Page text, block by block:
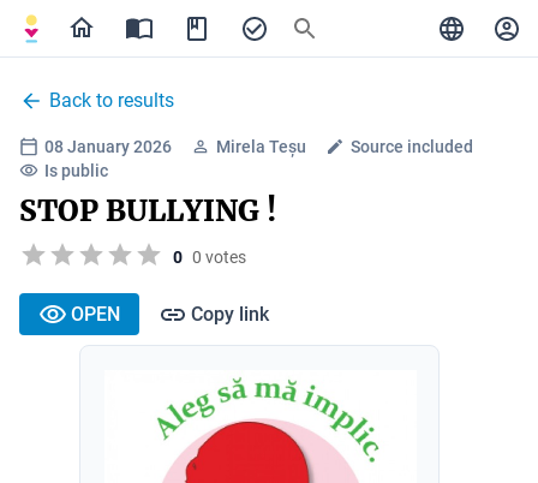
Back to results
08 January 2026 Mirela Teșu
Source included
Is public
STOP BULLYING !
0 0 votes
OPEN Copy link